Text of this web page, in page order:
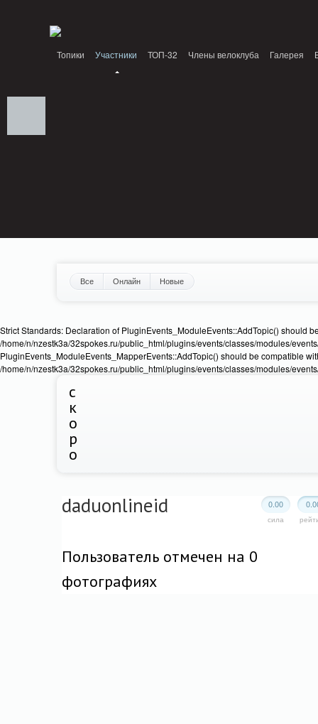
Топики Участники ТОП-32 Члены велоклуба Галерея
Все Онлайн Новые
Strict Standards: Declaration of PluginEvents_ModuleEvents::AddTopic() should
/home/n/nzestk3a/32spokes.ru/public_html/plugins/events/classes/modules/
PluginEvents_ModuleEvents_MapperEvents::AddTopic() should be compatible
/home/n/nzestk3a/32spokes.ru/public_html/plugins/events/classes/modules/
с
к
о
р
о
0.00
сила
daduonlineid
Пользователь отмечен на 0
фотографиях